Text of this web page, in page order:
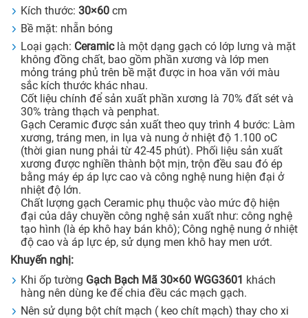
Kích thước: 30×60 cm
Bề mặt: nhẵn bóng
Loại gạch: Ceramiclà một dạng gạch có lớp lưng và mặt
không đồng chất, bao gồm phần xương và lớp men
mỏng tráng phủ trên bề mặt được in hoa văn với màu
sắc kích thước khác nhau.
Cốt liệu chính để sản xuất phần xương là 70% đất sét và
30% tràng thạch và penphat.
Gạch Ceramic được sản xuất theo quy trình 4 bước: Làm
xương, tráng men, in lụa và nung ở nhiệt độ 1.100 oC
(thời gian nung phải từ 42-45 phút). Phối liệu sản xuất
xương được nghiền thành bột mịn, trộn đều sau đó ép
bằng máy ép áp lực cao và công nghệ nung hiện đại ở
nhiệt độ lớn.
Chất lượng gạch Ceramic phụ thuộc vào mức độ hiện
đại của dây chuyền công nghệ sản xuất như: công nghệ
tạo hình (là ép khô hay bán khô); Công nghệ nung ở nhiệt
độ cao và áp lực ép, sử dụng men khô hay men ướt.
Khuyến nghị:
Khi ốp tường Gạch Bạch Mã 30×60 WGG3601 khách
hàng nên dùng ke để chia đều các mạch gạch.
Nên sử dụng bột chít mạch ( keo chít mạch) thay cho xi